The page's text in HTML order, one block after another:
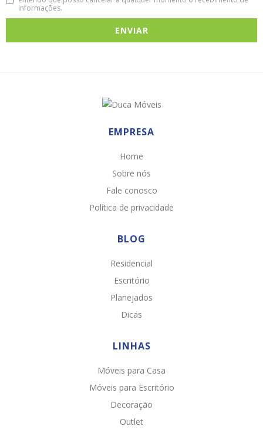
informações.
EMPRESA
Home
Sobre nós
Fale conosco
Política de privacidade
BLOG
Residencial
Escritório
Planejados
Dicas
LINHAS
Móveis para Casa
Móveis para Escritório
Decoração
Outlet
Chat WhatsApp
Por favor, preencha os campos abaixo para